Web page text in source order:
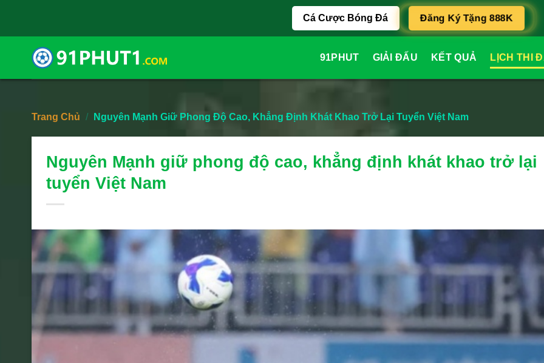
content
Cá Cược Bóng Đá Đăng Ký Tặng 888K
91PHUT GIẢI ĐẤU KẾT QUẢ LỊCH THI
Trang Chủ / Nguyên Mạnh Giữ Phong Độ Cao, Khẳng Định Khát Khao Trở Lại Tuyển Việt Nam
Nguyên Mạnh giữ phong độ cao, khẳng định khát khao trở lại
tuyển Việt Nam